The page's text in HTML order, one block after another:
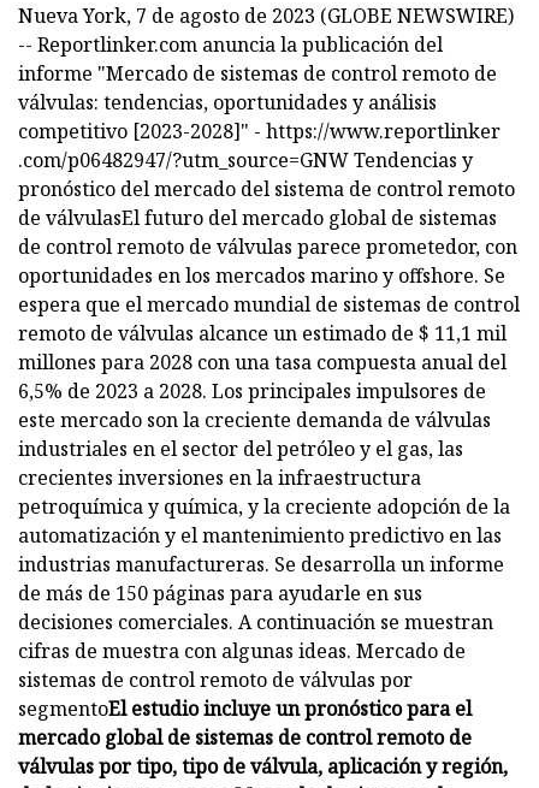
Nueva York, 7 de agosto de 2023 (GLOBE NEWSWIRE)
-- Reportlinker.com anuncia la publicación del
informe "Mercado de sistemas de control remoto de
válvulas: tendencias, oportunidades y análisis
competitivo [2023-2028]" - https://www.reportlinker
.com/p06482947/?utm_source=GNW Tendencias y
pronóstico del mercado del sistema de control remoto
de válvulasEl futuro del mercado global de sistemas
de control remoto de válvulas parece prometedor, con
oportunidades en los mercados marino y offshore. Se
espera que el mercado mundial de sistemas de control
remoto de válvulas alcance un estimado de $ 11,1 mil
millones para 2028 con una tasa compuesta anual del
6,5% de 2023 a 2028. Los principales impulsores de
este mercado son la creciente demanda de válvulas
industriales en el sector del petróleo y el gas, las
crecientes inversiones en la infraestructura
petroquímica y química, y la creciente adopción de la
automatización y el mantenimiento predictivo en las
industrias manufactureras. Se desarrolla un informe
de más de 150 páginas para ayudarle en sus
decisiones comerciales. A continuación se muestran
cifras de muestra con algunas ideas. Mercado de
sistemas de control remoto de válvulas por
segmentoEl estudio incluye un pronóstico para el
mercado global de sistemas de control remoto de
válvulas por tipo, tipo de válvula, aplicación y región,